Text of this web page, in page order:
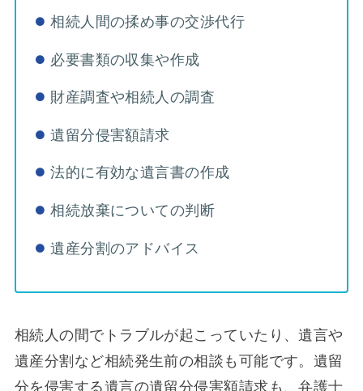
相続人間の揉め事の交渉代行
必要書類の収集や作成
財産調査や相続人の調査
遺留分侵害額請求
法的に有効な遺言書の作成
相続放棄についての判断
遺産分割のアドバイス
相続人の間でトラブルが起こっていたり、遺言や
遺産分割など相続発生前の相談も可能です。遺留
分を侵害する遺言の遺留分侵害額請求も、弁護士